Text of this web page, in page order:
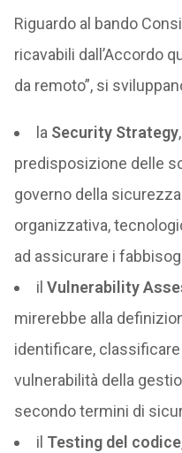
Riguardo al bando
ricavabili dall’Accordo
da remoto”, si
la Security Strategy
predisposizione delle
governo della
organizzativa,
ad assicurare i
il Vulnerability
mirerebbe alla
identificare,
vulnerabilità della
secondo termini di
il Testing del codice